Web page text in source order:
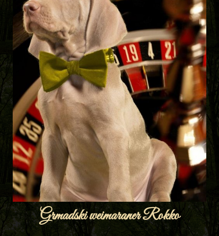
Grmadski weimaraner Rokko